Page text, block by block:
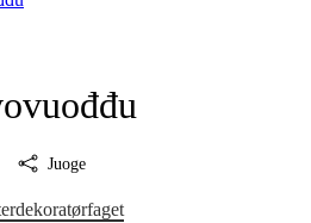
Juoge